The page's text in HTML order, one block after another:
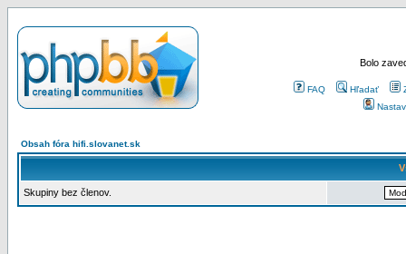
Bolo
FAQ Hľadať
Obsah fóra hifi.slovanet.sk
Skupiny bez členov.